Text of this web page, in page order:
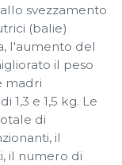
svezzamento
(balie)
l'aumento del
il peso
madri
1,3 e 1,5 kg. Le
di
il
il numero di